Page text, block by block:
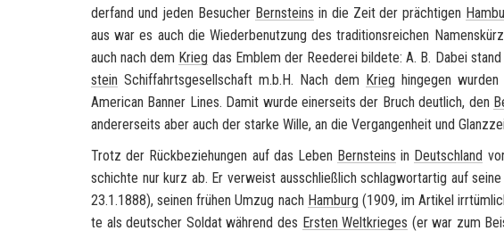
der­fand und jeden Be­su­cher Bern­steins in die Zeit der präch­ti­gen
aus war es auch die Wie­der­be­nut­zung des tra­di­ti­ons­rei­chen
auch nach dem Krieg das Em­blem der Ree­de­rei bil­de­te: A. B. Dabei
stein Schif­fahrts­ge­sell­schaft m.b.H. Nach dem Krieg hin­ge­gen
Ame­ri­can Ban­ner Lines. Damit wurde ei­ner­seits der Bruch deut­lich, den
an­de­rer­seits aber auch der star­ke Wille, an die Ver­gan­gen­heit und
Trotz der Rück­be­zie­hun­gen auf das Leben Bern­steins in Deutsch­land
schich­te nur kurz ab. Er ver­weist aus­schließ­lich schlag­wort­ar­tig auf
23.1.1888), sei­nen frü­hen Umzug nach Ham­burg (1909, im Ar­ti­kel
te als deut­scher Sol­dat wäh­rend des Ers­ten Welt­krie­ges (er war zum